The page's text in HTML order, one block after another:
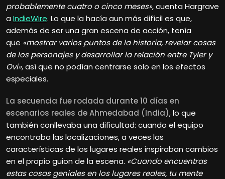
probablemente cuatro o cinco meses», cuenta Hargrave
a IndieWire. Lo que la hacía aun más difícil es que,
además de ser una gran escena de acción, tenía
que «mostrar varios puntos de la historia, revelar cosas
de los personajes y desarrollar la relación entre Tyler y
Ovi», así que no podían centrarse solo en los efectos
especiales.
La secuencia fue rodada durante 10 días en
escenarios reales de Ahmedabad (India), lo que
también conllevaba una dificultad: cuando el equipo
encontraba las localizaciones, a veces las
características de los lugares reales inspiraban cambios
en el propio guion de la escena. «Cuando encuentras
estas cosas geniales en los lugares reales, tu mente